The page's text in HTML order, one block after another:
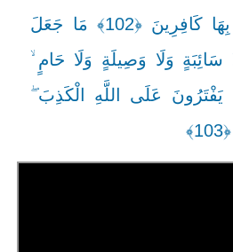
قَبْلِكُمْ ثُمَّ أَصْبَحُوا بِهَا كَافِرِينَ ﴿102﴾ مَا جَعَلَ
سَائِبَةٍ وَلَا وَصِيلَةٍ وَلَا حَامٍ
يَفْتَرُونَ عَلَى اللَّهِ الْكَذِبَ